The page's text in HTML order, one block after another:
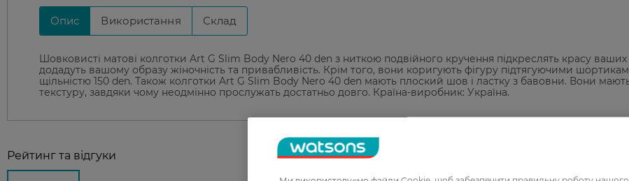
Опис Використання Склад
Шовковисті матові колготки Art G Slim Body Nero 40 den з ниткою подвійного кручення підкреслять красу ваших
додадуть вашому образу жіночність та привабливість. Крім того, вони коригують фігуру підтягуючими
щільністю 150 den. Також колготки Art G Slim Body Nero 40 den мають плоский шов і ластку з бавовни. Вони
текстуру, завдяки чому неодмінно прослужать достатньо довго. Країна-виробник: Україна.
Рейтинг та відгуки